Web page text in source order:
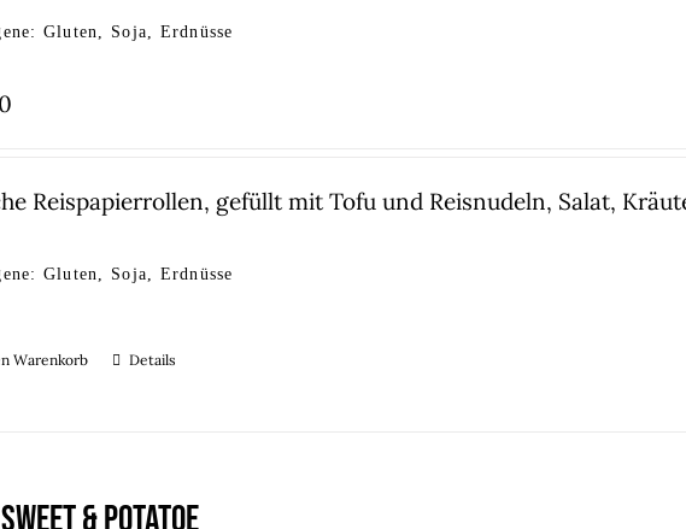
Gluten, Soja, Erdnüsse
Reispapierrollen, gefüllt mit Tofu und Reisnudeln, Salat,
Gluten, Soja, Erdnüsse
Warenkorb Details
& POTATOE